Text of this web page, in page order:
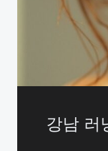
강남 러